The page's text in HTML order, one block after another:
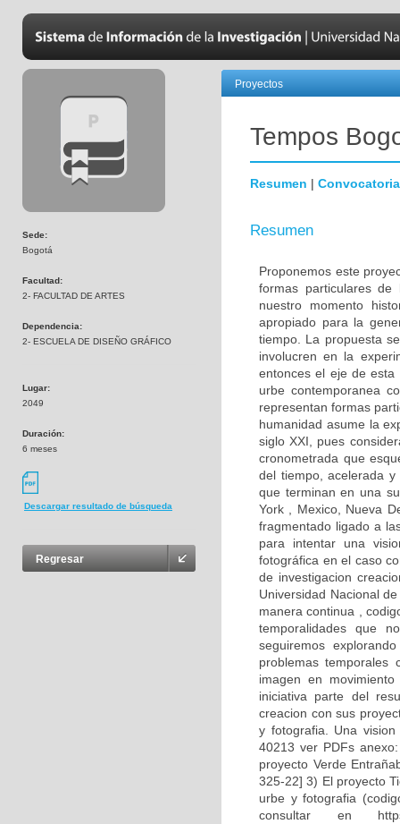
Sede:
Bogotá
Facultad:
2- FACULTAD DE ARTES
Dependencia:
2- ESCUELA DE DISEÑO GRÁFICO
Lugar:
2049
Duración:
6 meses
Descargar resultado de búsqueda
Regresar
Proyectos
Tempos
Resumen | Convocatoria
Resumen
Proponemos este
formas particulares
nuestro momento
apropiado para la
tiempo. La propuesta
involucren en la
entonces el eje de esta
urbe contemporanea
representan formas
humanidad asume la
siglo XXI, pues
cronometrada que
del tiempo, acelerada
que terminan en una
York , Mexico, Nueva
fragmentado ligado a
para intentar una
fotográfica en el caso
de investigacion
Universidad Nacional
manera continua ,
temporalidades que
seguiremos
problemas
imagen en
iniciativa parte del
creacion con sus
y fotografia. Una
40213 ver PDFs
proyecto Verde
325-22] 3) El proyecto
urbe y fotografia
consultar en https://